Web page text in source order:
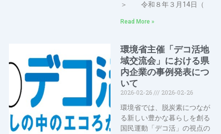
＞ 令和８年３月14日（
Read More »
環境省主催「デコ活地
域交流会」における県
内企業の事例発表につ
いて
2026-02-26
2026-02-26
環境省では、脱炭素につなが
る新しい豊かな暮らしを創る
国民運動「デコ活」の視点の